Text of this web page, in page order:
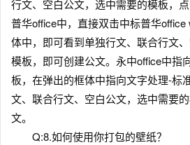
行文、空白公文，选中需要的模板，
普华office中，直接双击中标普华
体中，即可看到单独行文、联合行文
模板，即可创建公文。永中office中指
板，在弹出的框体中指向文字处理-标
文、联合行文、空白公文，选中需要
文。
Q:8.如何使用你打包的壁纸？